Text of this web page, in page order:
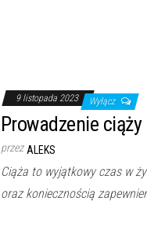
9 listopada 2023 Wyłącz
Prowadzenie
przez ALEKS
Ciąża to wyjątkowy czas w
oraz koniecznością